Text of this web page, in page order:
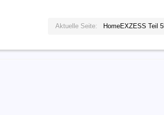
Aktuelle Seite: HomeEXZESS Teil 5